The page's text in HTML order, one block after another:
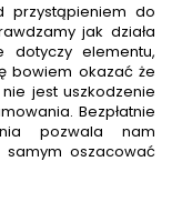
przystąpieniem do
jak działa
dotyczy elementu,
bowiem okazać że
jest uszkodzenie
Bezpłatnie
pozwala nam
oszacować